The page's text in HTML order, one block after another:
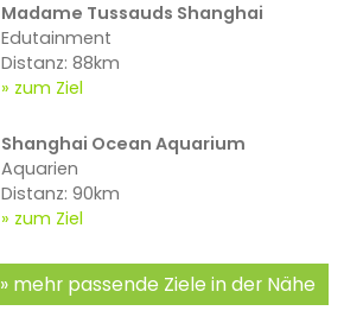
Madame Tussauds Shanghai
Edutainment
Distanz: 88km
zum Ziel
Shanghai Ocean Aquarium
Aquarien
Distanz: 90km
zum Ziel
mehr passende Ziele in der Nähe